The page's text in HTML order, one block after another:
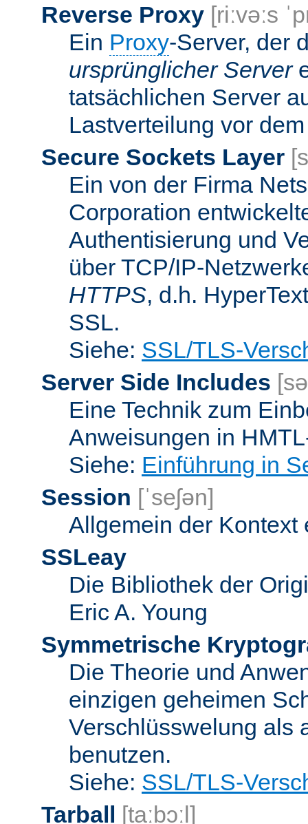
Reverse Proxy [riːvəːs
Ein Proxy-Server, der
ursprünglicher Server
tatsächlichen Server
Lastverteilung vor
Secure Sockets Layer
Ein von der Firma
Corporation
Authentisierung und
über TCP/IP-
HTTPS, d.h.
SSL.
Siehe: SSL/TLS-
Server Side Includes
Eine Technik zum
Anweisungen in
Siehe: Einführung in
Session [ˈseʃən]
Allgemein der Kontext
SSLeay
Die Bibliothek der
Eric A. Young
Symmetrische
Die Theorie und
einzigen geheimen
Verschlüsswelung als
benutzen.
Siehe: SSL/TLS-
Tarball [taːbɔːl]